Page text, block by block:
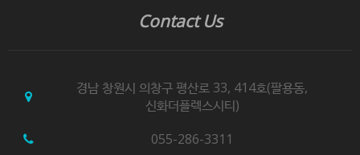
Contact Us
경남 창원시 의창구 평산로 33, 414호(팔용동,
신화더플렉스시티)
055-286-3311